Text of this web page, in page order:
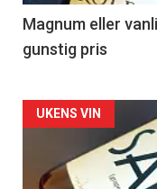
3
Magnum eller
gunstig pris
Forsiden
akkurat
UKENS VIN